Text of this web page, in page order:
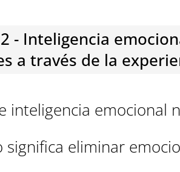
2 - Inteligencia
a través de la
inteligencia emocional
significa eliminar